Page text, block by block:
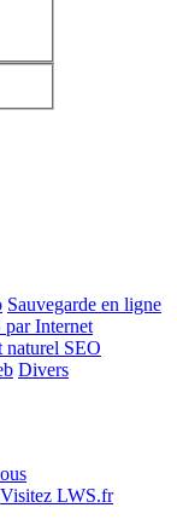
Sauvegarde en ligne
Internet
naturel SEO
Divers
Visitez LWS.fr